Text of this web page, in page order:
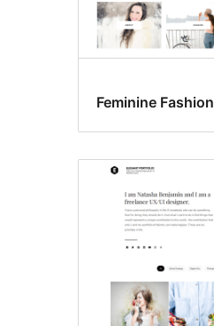
Feminine Fashion